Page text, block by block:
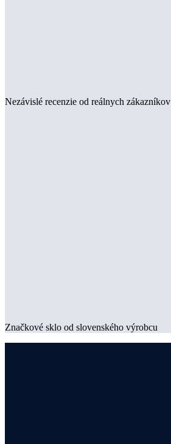
Nezávislé recenzie od reálnych zákazníkov
Značkové sklo od slovenského výrobcu